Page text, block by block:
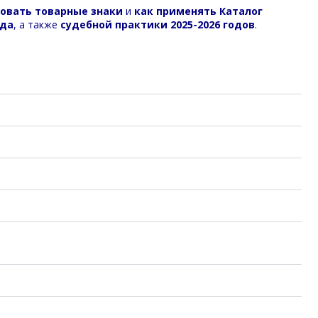
товарные знаки и как применять Каталог
, а также судебной практики 2025-2026 годов.